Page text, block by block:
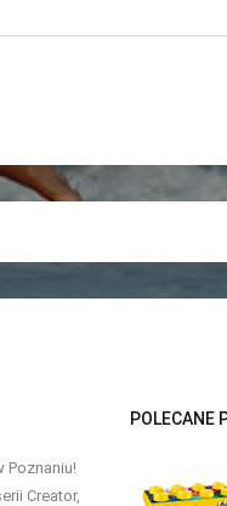
Poznaniu!
Creator,
POLECANE